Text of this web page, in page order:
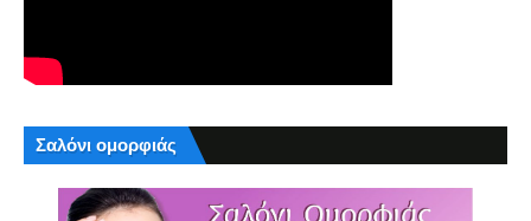
Σαλόνι ομορφιάς